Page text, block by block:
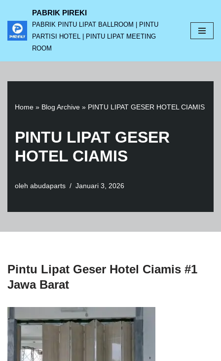
Lompat
ke
PABRIK PIREKI
PABRIK PINTU LIPAT BALLROOM | PINTU
PARTISI HOTEL | PINTU LIPAT MEETING
ROOM
Home » Blog Archive » PINTU LIPAT GESER HOTEL CIAMIS
PINTU LIPAT GESER
HOTEL CIAMIS
oleh abudaparts Januari 3, 2026
Pintu Lipat Geser Hotel Ciamis #1
Jawa Barat